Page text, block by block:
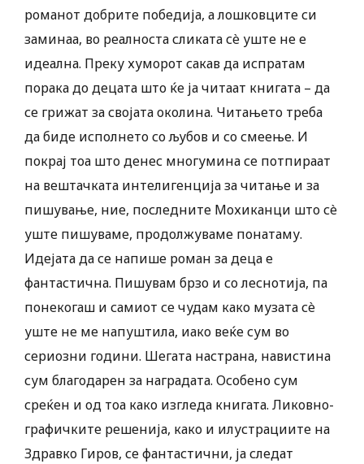
романот добрите победија, а лошковците си
заминаа, во реалноста сликата сè уште не е
идеална. Преку хуморот сакав да испратам
порака до децата што ќе ја читаат книгата – да
се грижат за својата околина. Читањето треба
да биде исполнето со љубов и со смеење. И
покрај тоа што денес многумина се потпираат
на вештачката интелигенција за читање и за
пишување, ние, последните Мохиканци што сè
уште пишуваме, продолжуваме понатаму.
Идејата да се напише роман за деца е
фантастична. Пишувам брзо и со леснотија, па
понекогаш и самиот се чудам како музата сè
уште не ме напуштила, иако веќе сум во
сериозни години. Шегата настрана, навистина
сум благодарен за наградата. Особено сум
среќен и од тоа како изгледа книгата. Ликовно-
графичките решенија, како и илустрациите на
Здравко Гиров, се фантастични, ја следат